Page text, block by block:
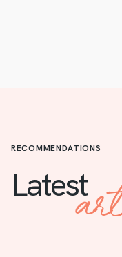
RECOMMENDATIONS
Latest